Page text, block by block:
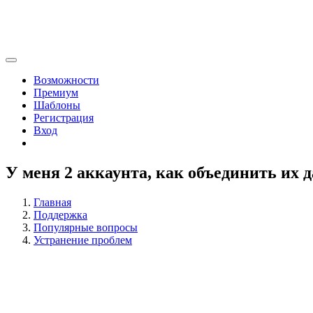
Возможности
Премиум
Шаблоны
Регистрация
Вход
У меня 2 аккаунта, как объединить их
Главная
Поддержка
Популярные вопросы
Устранение проблем